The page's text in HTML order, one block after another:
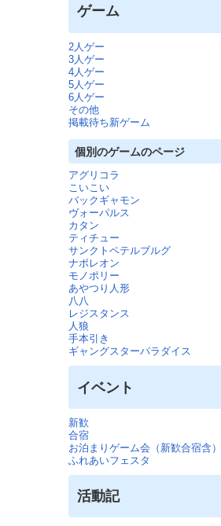
ゲーム
2人ゲー
3人ゲー
4人ゲー
5人ゲー
6人ゲー
その他
掲載待ち新ゲーム
個別のゲームのページ
アグリコラ
こいこい
バックギャモン
ヴォーパルス
カタン
ティチュー
サンクトペテルブルグ
ナポレオン
モノポリー
あやつり人形
八八
レジスタンス
人狼
手本引き
ギャングスターパラダイス
イベント
新歓
合宿
お泊まりゲーム会（新歓合宿含）
ふれあいフェスタ
活動記